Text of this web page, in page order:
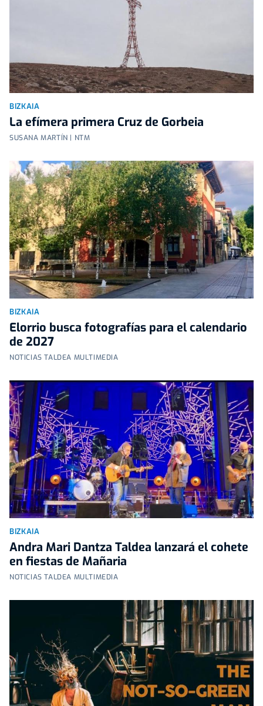
BIZKAIA
La efímera primera Cruz de Gorbeia
SUSANA MARTÍN | NTM
BIZKAIA
Elorrio busca fotografías para el calendario
de 2027
NOTICIAS TALDEA MULTIMEDIA
BIZKAIA
Andra Mari Dantza Taldea lanzará el cohete
en fiestas de Mañaria
NOTICIAS TALDEA MULTIMEDIA